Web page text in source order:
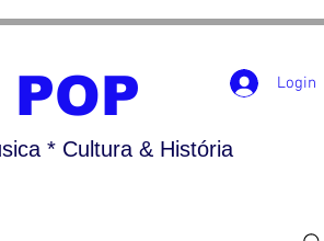
* Cultura & História
Login